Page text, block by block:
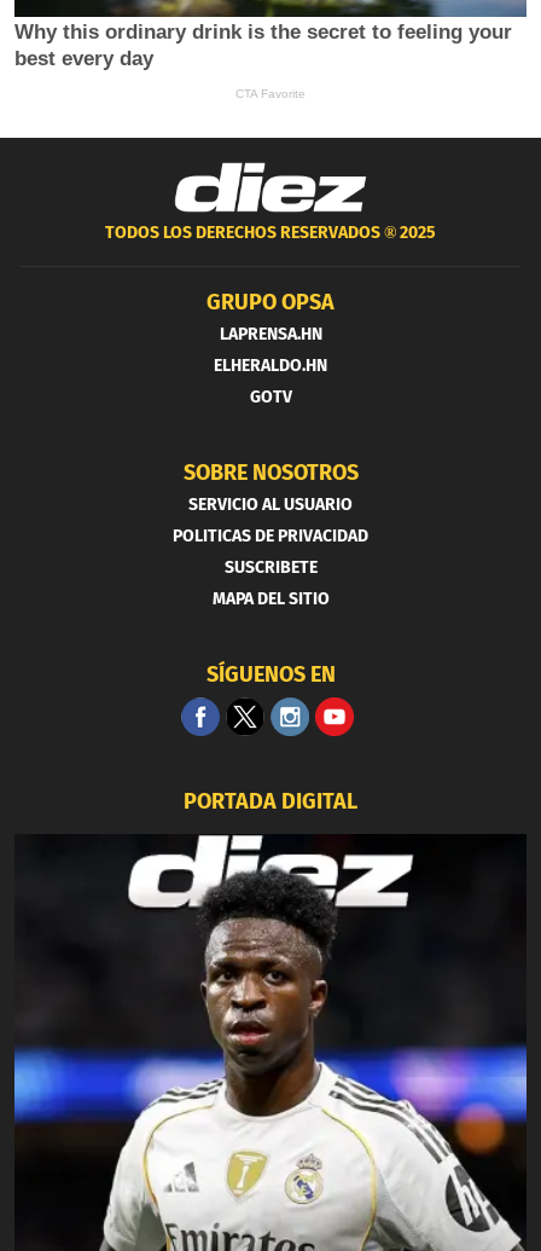
TODOS LOS DERECHOS RESERVADOS ®2025
GRUPO OPSA
LAPRENSA.HN
ELHERALDO.HN
GOTV
SOBRE NOSOTROS
SERVICIO AL USUARIO
POLITICAS DE PRIVACIDAD
SUSCRIBETE
MAPA DEL SITIO
SÍGUENOS EN
PORTADA DIGITAL